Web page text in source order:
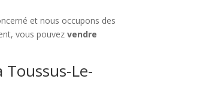
et nous occupons des
vous pouvezvendre
Le-